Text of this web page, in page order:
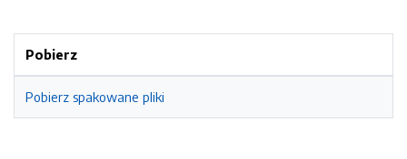
Pobierz
Pobierz spakowane pliki